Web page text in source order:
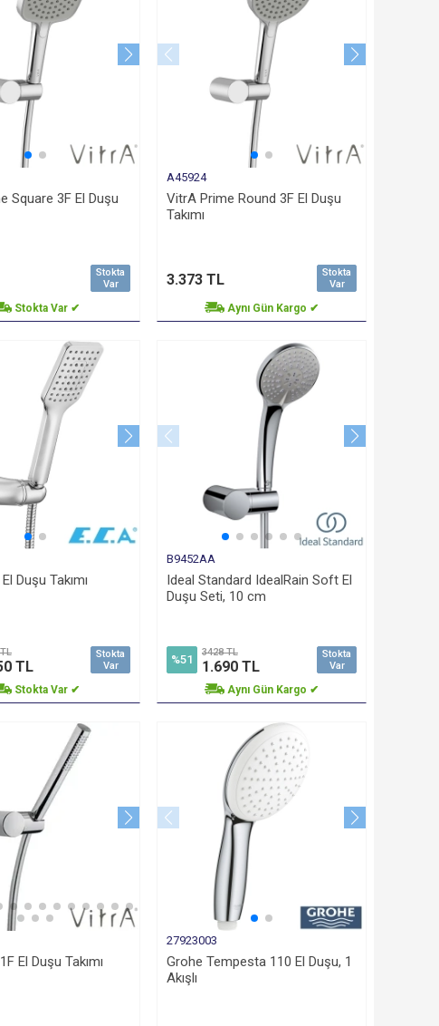
Square 3F El Duşu
Stokta
Var
Stokta Var ✔
A45924
VitrA Prime Round 3F El Duşu
Takımı
Stokta
Var
3.373 TL
Aynı Gün Kargo ✔
Duşu Takımı
Stokta
Var
TL
Stokta Var ✔
B9452AA
Ideal Standard IdealRain Soft El
Duşu Seti, 10 cm
%51
Stokta
Var
3428 TL
1.690 TL
Aynı Gün Kargo ✔
El Duşu Takımı
27923003
Grohe Tempesta 110 El Duşu, 1
Akışlı